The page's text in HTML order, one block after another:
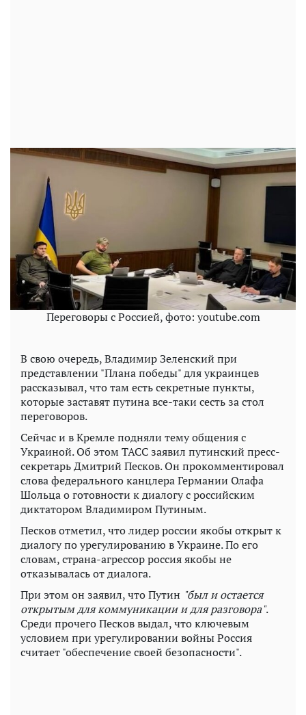
Переговоры с Россией, фото: youtube.com
В свою очередь, Владимир Зеленский при
представлении "Плана победы" для украинцев
рассказывал, что там есть секретные пункты,
которые заставят путина все-таки сесть за стол
переговоров.
Сейчас и в Кремле подняли тему общения с
Украиной. Об этом ТАСС заявил путинский пресс-
секретарь Дмитрий Песков. Он прокомментировал
слова федерального канцлера Германии Олафа
Шольца о готовности к диалогу с российским
диктатором Владимиром Путиным.
Песков отметил, что лидер россии якобы открыт к
диалогу по урегулированию в Украине. По его
словам, страна-агрессор россия якобы не
отказывалась от диалога.
При этом он заявил, что Путин "был и остается
открытым для коммуникации и для разговора".
Среди прочего Песков выдал, что ключевым
условием при урегулировании войны Россия
считает "обеспечение своей безопасности".